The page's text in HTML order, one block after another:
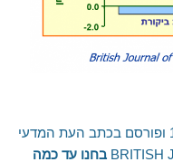
למעשה, במחקר שנערך עוד בשנת 1982 ופורסם בכתב העת המדעי
בחנו עד כמה